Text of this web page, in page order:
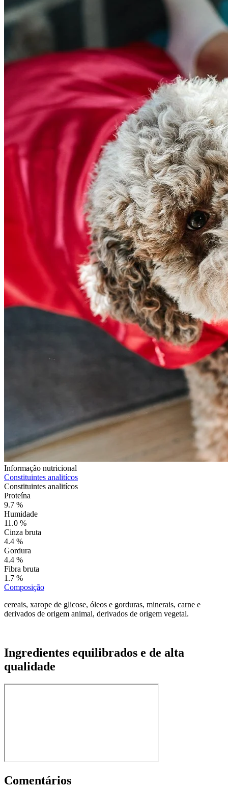
Informação nutricional
Constituintes analitícos
Constituintes analitícos
Proteína
9.7 %
Humidade
11.0 %
Cinza bruta
4.4 %
Gordura
4.4 %
Fibra bruta
1.7 %
Composição
cereais, xarope de glicose, óleos e gorduras, minerais, carne e
derivados de origem animal, derivados de origem vegetal.
Ingredientes equilibrados e de alta
qualidade
Comentários